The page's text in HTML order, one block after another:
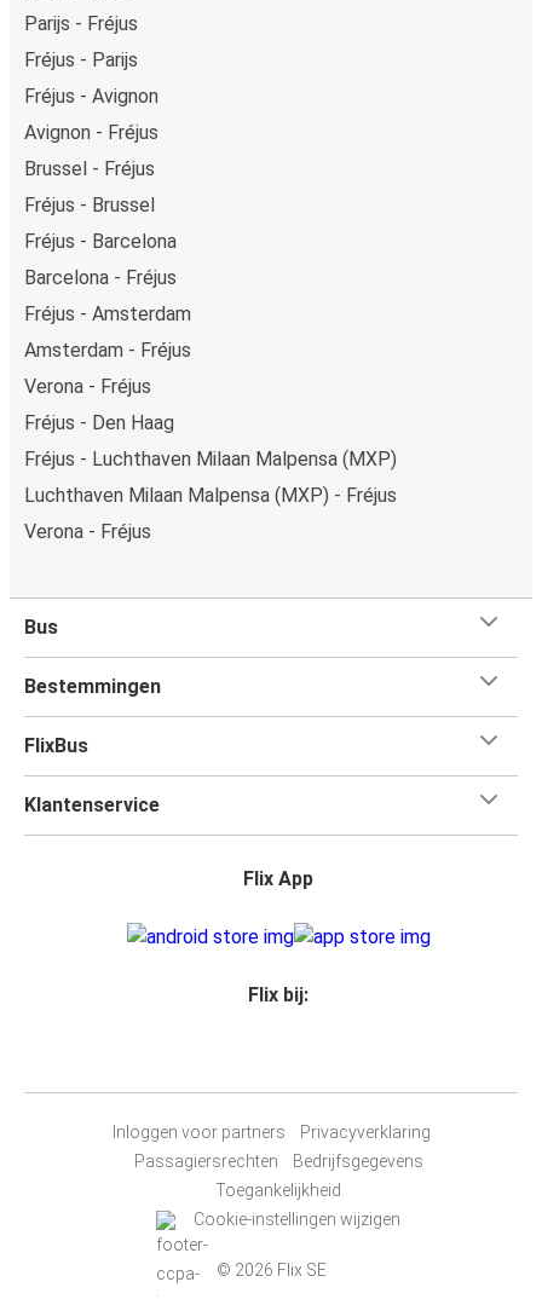
Parijs - Fréjus
Fréjus - Parijs
Fréjus - Avignon
Avignon - Fréjus
Brussel - Fréjus
Fréjus - Brussel
Fréjus - Barcelona
Barcelona - Fréjus
Fréjus - Amsterdam
Amsterdam - Fréjus
Verona - Fréjus
Fréjus - Den Haag
Fréjus - Luchthaven Milaan Malpensa (MXP)
Luchthaven Milaan Malpensa (MXP) - Fréjus
Verona - Fréjus
Bus
Bestemmingen
FlixBus
Klantenservice
Flix App
Flix bij:
Inloggen voor partners
Privacyverklaring
Passagiersrechten
Bedrijfsgegevens
Toegankelijkheid
Cookie-instellingen wijzigen
© 2026 Flix SE